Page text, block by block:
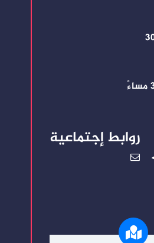
روابط إجتماعية